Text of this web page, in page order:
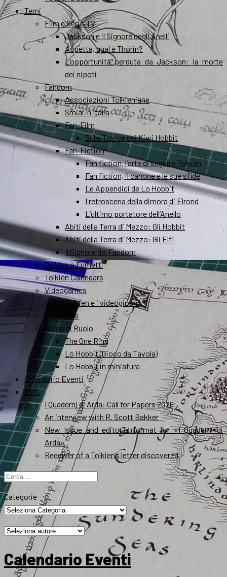
Temi
Film e Serie-TV
Jackson e il Signore degli Anelli
Aspetta, qual è Thorin?
L’opportunità perduta da Jackson: la morte
dei nipoti
Fandom
Associazioni Tolkieniane
Smial in Italia
Fan-Film
Sulle Tracce dei Kiwi Hobbit
Fan-Fiction
Fan fiction, l’arte di seguire Tolkien
Fan fiction, il canone e le sue sfide
Le Appendici de Lo Hobbit
I retroscena della dimora di Elrond
L’ultimo portatore dell’Anello
Abiti della Terra di Mezzo: Gli Hobbit
Abiti della Terra di Mezzo: Gli Elfi
Il Signore del Fandom
Tolkien a Fumetti
Tolkien Calendars
Videogames
Tolkien e i videogiochi
Librigame
Gioco di Ruolo
The One Ring
Lo Hobbit (Gioco da Tavola)
Lo Hobbit in miniatura
Calendario Eventi
ENG
I Quaderni di Arda: Call for Papers 2026
An interview with R. Scott Bakker
New Issue and editorial format for «I Quaderni di
Arda»
Receiver of a Tolkien’s letter discovered
Ricerca
per:
Categorie
Calendario Eventi